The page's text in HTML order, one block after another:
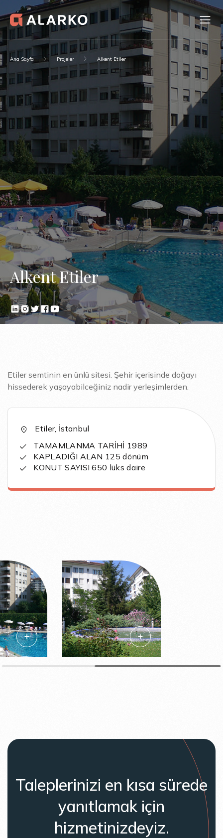
Ana Sayfa Projeler Alkent Etiler
Alkent Etiler
Etiler semtinin en ünlü sitesi. Şehir içerisinde doğayı
hissederek yaşayabilceğiniz nadir yerleşimlerden.
Etiler, İstanbul
TAMAMLANMA TARİHİ 1989
KAPLADIĞI ALAN 125 dönüm
KONUT SAYISI 650 lüks daire
Taleplerinizi en kısa sürede
yanıtlamak için
hizmetinizdeyiz.